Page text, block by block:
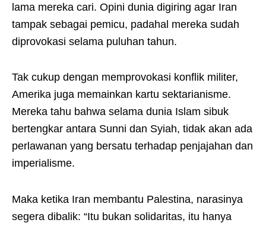
lama mereka cari. Opini dunia digiring agar Iran
tampak sebagai pemicu, padahal mereka sudah
diprovokasi selama puluhan tahun.
Tak cukup dengan memprovokasi konflik militer,
Amerika juga memainkan kartu sektarianisme.
Mereka tahu bahwa selama dunia Islam sibuk
bertengkar antara Sunni dan Syiah, tidak akan ada
perlawanan yang bersatu terhadap penjajahan dan
imperialisme.
Maka ketika Iran membantu Palestina, narasinya
segera dibalik: “Itu bukan solidaritas, itu hanya